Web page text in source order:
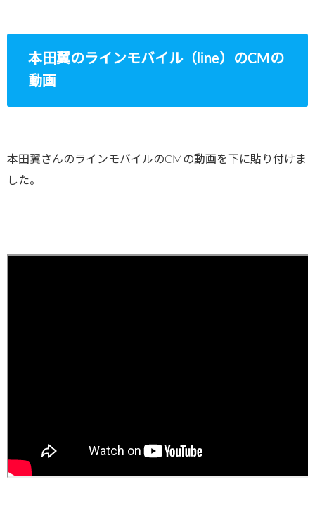
本田翼のラインモバイル（line）のCMの
動画
本田翼さんのラインモバイルのCMの動画を下に貼り付けま
した。